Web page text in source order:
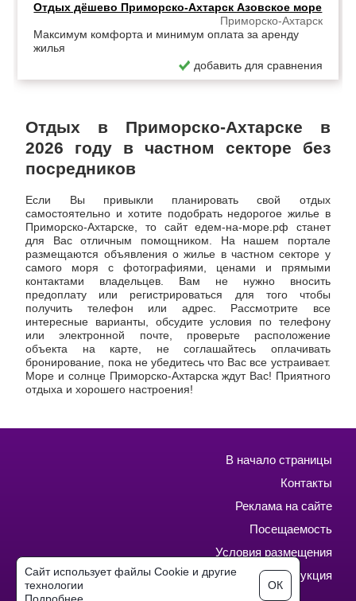
Отдых в Приморско-Ахтарске в
2026 году в частном секторе без
посредников
Если Вы привыкли планировать свой отдых
самостоятельно и хотите подобрать недорогое жилье в
Приморско-Ахтарске, то сайт едем-на-море.рф станет
для Вас отличным помощником. На нашем портале
размещаются объявления о жилье в частном секторе у
самого моря с фотографиями, ценами и прямыми
контактами владельцев. Вам не нужно вносить
предоплату или регистрироваться для того чтобы
получить телефон или адрес. Рассмотрите все
интересные варианты, обсудите условия по телефону
или электронной почте, проверьте расположение
объекта на карте, не соглашайтесь оплачивать
бронирование, пока не убедитесь что Вас все устраивает.
Море и солнце Приморско-Ахтарска ждут Вас! Приятного
отдыха и хорошего настроения!
Отдых дёшево Приморско-Ахтарск Азовское море
Приморско-Ахтарск
Максимум комфорта и минимум оплата за аренду
жилья
добавить для сравнения
В начало страницы
Контакты
Реклама на сайте
Посещаемость
Условия размещения
Инструкция
Использование сайта означает согласие с
Сайт использует файлы Cookie и другие
технологии
ОК